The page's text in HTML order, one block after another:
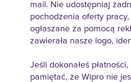
mail. Nie udostępniaj
pochodzenia oferty
ogłaszane za pomocą
zawierała nasze logo,
Jeśli dokonałeś
pamiętać, że Wipro nie